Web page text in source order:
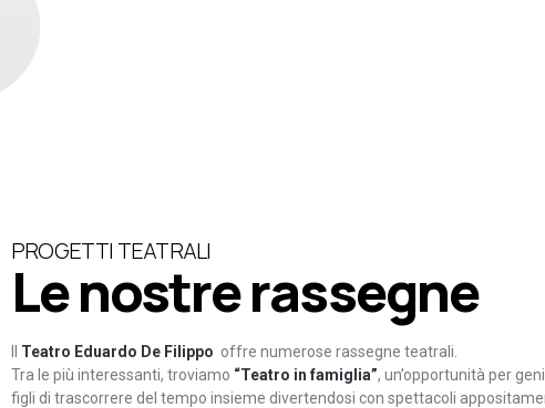
PROGETTI TEATRALI
Le nostre rassegne
Teatro Eduardo De Filippo offre numerose rassegne teatrali.
Tra le più interessanti, troviamo “Teatro in famiglia”, un’opportunità per
figli di trascorrere del tempo insieme divertendosi con spettacoli